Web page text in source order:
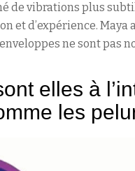
de vibrations plus
et d’expérience. Maya
ne sont pas
elles à
les